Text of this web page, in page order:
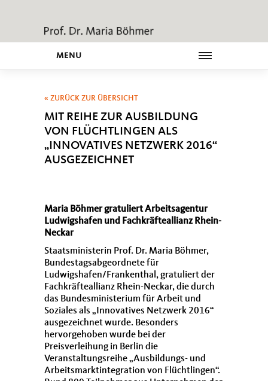
MENU
« ZURÜCK ZUR ÜBERSICHT
MIT REIHE ZUR AUSBILDUNG
VON FLÜCHTLINGEN ALS
INNOVATIVES NETZWERK 2016“
AUSGEZEICHNET
Maria Böhmer gratuliert Arbeitsagentur
Ludwigshafen und Fachkräfteallianz Rhein-
Neckar
Staatsministerin Prof. Dr. Maria Böhmer,
Bundestagsabgeordnete für
Ludwigshafen/Frankenthal, gratuliert der
Fachkräfteallianz Rhein-Neckar, die durch
das Bundesministerium für Arbeit und
Soziales als „Innovatives Netzwerk 2016“
ausgezeichnet wurde. Besonders
hervorgehoben wurde bei der
Preisverleihung in Berlin die
Veranstaltungsreihe „Ausbildungs- und
Arbeitsmarktintegration von Flüchtlingen“.